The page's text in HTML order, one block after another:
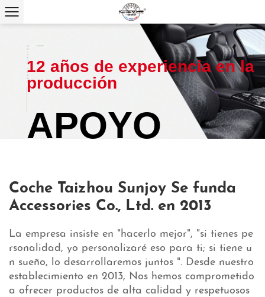
12 años de experiencia en la
producción
APOYO
SERVICIOS
OEM Y ODM
Una empresa integral que integra R & D, diseño, producción
y ventas
Coche Taizhou Sunjoy Se funda
Accessories Co., Ltd. en 2013
La empresa insiste en "hacerlo mejor", "si tienes pe
rsonalidad, yo personalizaré eso para ti; si tiene u
n sueño, lo desarrollaremos juntos ". Desde nuestro
establecimiento en 2013, Nos hemos comprometido
a ofrecer productos de alta calidad y respetuosos